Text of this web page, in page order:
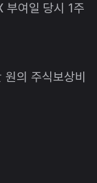
부여일 당시 1주
의 주식보상비